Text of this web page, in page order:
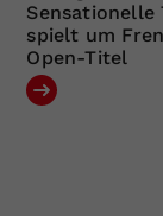
Sensationelle
spielt um
Open-Titel